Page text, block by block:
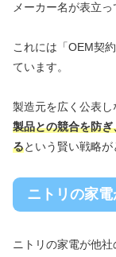
メーカー名が表立
これには「OEM契
ています。
製造元を広く公表し
製品との競合を防
るという賢い戦略が
ニトリの家
ニトリの家電が他